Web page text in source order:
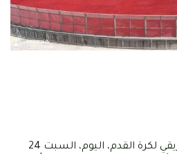
سيقوم وفد من الإتحاد الإفريقي لكرة القدم، اليوم، السبت 24